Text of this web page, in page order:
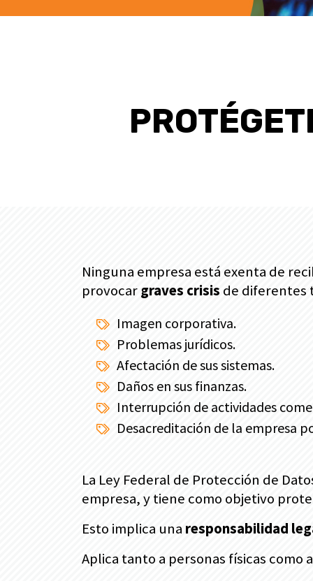
Ninguna empresa está exenta de
provocargraves crisis de diferentes
Imagen corporativa.
Problemas jurídicos.
Afectación de sus sistemas.
Daños en sus finanzas.
Interrupción de actividades
Desacreditación de la empresa
La Ley Federal de Protección de
empresa, y tiene como objetivo
Esto implica una responsabilidad
Aplica tanto a personas físicas como